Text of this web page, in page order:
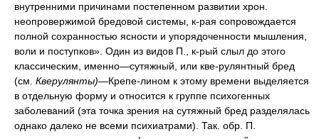
внутренними причинами постепенном развитии хрон.
неопровержимой бредовой системы, к-рая сопровождается
полной сохранностью ясности и упорядоченности мышления,
воли и поступков». Один из видов П., к-рый слыл до этого
классическим, именно—сутяжный, или кве-рулянтный бред
(см. Кверулянты)—Крепе-лином к этому времени выделяется в отдельную форму и относится к группе психогенных заболеваний (эта точка зрения на сутяжный бред разделялась однако далеко не всеми психиатрами). Так. обр. П. рассматривается уже как фнкц. психоз; в дальнейшем своем развитии П. приближается до нек-рой степени к группе психопатии. Уже Блейлер (Bleu-ler) высказывает осторожное предположение, что П. является м. б. ни чем иным, как болезненной реакцией психопата на неблагоприятные обстоятельства. По Ясперсу (Jaspers), параноический синдром имеет источником развитие личности, к-рая находится во взаимодействии с окружающей средой и реагирует присущим ей образом на переживания. В дальнейшем понятие о П. как о реактивном заболевании у психопата особенно заостряется Кречмером (Kretschmer). По Кречмеру, есть параноики, но нет П. Характер, переживание и среда создают параноика. Психопатические реакции и развитие, обнаруживающие систематический комбинаторный бред, следует называть параноическими. Основная разница между учением Крепелина и точкой зрения Кречмера, к-рый считает свои взгляды дальнейшим развитием учения Крепелина, заключается, как отмечает и сам Кречмер, в значении переживания, в значении реакции для развития П. Чрезвычайно характерна для всей психиа- трии эволюция понятия П.: прилагавшееся раньше к случаям, близким парафрении, де-лириозным состояниям, нек-рым формам спутанности, нек-рым случаям маниакально-депрессивного психоза; понятие П. ограничивается в наст, время лишь случаями систематического комбинаторного бреда, обнаруживающегося у предрасположенных индивидуумов. Однако и в наст, время некоторые психиатры (например Krueger) включают в рамки П. случаи галлюцинаторного бреда. Т. о. границы П. колеблются между заболеваниями с характером процесса и реакциями психопатов на тяжелые переживания. Иное направление приняло изучение П. во Франции. В то время как учение о П. развивалось в Германии в значительной степени в смысле установления понятия и границ П., французы были заняты описанием различных бредовых синдромов. Фальре (Falret) дает в 1872 г. описание систематического бреда преследования, к к-рому присоединяются идеи величия и к-рый заканчивается слабоумием. Большого внимания заслуживает учение о хрон. бреде Маньяна (Magnan). Он разделял бредовые формы, развивающиеся у непредрасположенных, от бреда дегенератов. К первым он относил хронич. бред с систематическим развитием, заболевание повидимому почти полностью совпадающее с одной из форм Крепелиновской парафрении, ко вторым между прочим—сутяжный бред. Учения Фальре и Маньяна представляли новый этап в учении о бредовом помешательстве. Ими введено было понятие о систематическом бреде преследования и величия. Следующий этап в развитии П. представляли работы Серье и Капгра (Serieux, Capgras), обративших внимание на особую форму систематического бреда преследования и величия, при к-рой фигурируют неправильные объяснения, интерпретации, галлюцинации же вовсе не наблюдаются. Выделенный этими авторами бредовой психоз резко отличается от галлюцинаторного психоза. Т. о. французская психиатрия пришла иными путями к тем же взглядам, какие мы видели у немецких психиатров, и границы П. современных франц. психиатров совпадают с границами, установленными немецкими авторами Крепелиновского толка. Этиология и патогенез П. до некоторой степени вытекают из сказанного выше о границах этого заболевания. Наследственность при П. изучена далеко не в достаточной степени. Данные Экономо, Ке-рера (Economo, Kehrer) и гл. образом Лан-ге (Lange) отмечают, что в семьях, где наблюдается П., обнаруживается у других членов семьи (родителей, а в особенности братьев и сестер) душевные заболевания и псих, аномалии. Из них заслуживают внимания различные психопатии, различные бредовые состояния и, по мнению нек-рых, схизофрения. В отношении предрасположениякП. в очерченных границах не существует никаких разногласий. Часто дискутировался в психиатрической печати вопрос «о параноическом характере», о параноической конституции, о параноическом мышлении, о параноическом предрасположении. В последнее время авторы склоняются к тому, что следует говорить не о параноической конституции или характере, а о параноических характерах. Указывают на раздражительность, возбуди- мость параноиков, на их непостоянство, своенравие, недоверчивость, честолюбие, лживость. Обращается внимание на гордость, тщеславие, гипертрофию собственного «я», самолюбие, обидчивость и т. д. Крепелин особенно подчеркивает повышенное сознание собственного достоинства, отмечаемое даже в случаях, где имеется постоянная неудовлетворенность собой. По Блейлеру,предрасположение к П. заключается в диспропорции между стойкой аффективностью и слишком слабой сопротивляемостью логических функций, в конфликте между честолюбивыми замыслами и несостоятельностью или чувством несостоятельности в осуществлении их. Кречмер выделил два психопатических предрасположения (характера), на почве к-рых при наличии соответствующего переживания и в условиях определенной среды развивается параноическое бредообразование. При структуре аномального характера с преобладанием стенических черт отмечается астенический «шип». При некоторых обстоятельствах такого параноика оставляет уверенность и чувство силы, и на первый план выступают черты ранимости, повышенной чувствительности. При структуре аномального характера с преобладанием черт впечатлительности, склонности к длительной переработке внешних впечатлений, отмечается стенический «шип», при к-ром наряду с мягкостью, слабостью, ранимостью выявляются черты сознания собственного достоинства, известного честолюбия и даже своенравия и упрямства. Этот стенический «шиш предрасполагает к активизации бредовых концепций. Крепелином подчеркивается инфантильность параноиков с их фантастическими мечтаниями о несбыточных идеалах и эгоцентрическим мышлением. Довольно многочисленны указания на особенности сексуальной конституции параноиков. У них отмечались гомосексуальные наклонности, фригидность, гиперэротизм, половая слабость, отсутствие стремления к потомству. Как было указано выше, в рамки П. в последнее время многими авторами включаются те случаи систематического бреда, в к-рых последний тесно связывается с каким-нибудь конкретным аффективно ярко окрашенным переживанием. Блейлер склонен считать, что исходной точкой всякого параноического бреда являются аффективно окрашенные комплексы. Мы говорим о переживании, когда имеем дело с состояниями, носящими острый характер душевного потрясения. При длительных воздействиях окружающей обстановки мы говорим уже о ситуации. Совершенно очевидно, что само переживание теснейшим образом связано с особенностями личности и не может быть отделено от него. Влюбленность старой девы является патогенным фактором только при наличии у нее в какой-нибудь мере сенситивного характера; без основания проигранный процесс также вызовет сутяжный бред только у экспансивного психопата. Само собой разумеется, что переживание личности является не только связанным со средой, но и функцией ее. Здесь именно и обнаруживается закон «раздвоения единого» (личность— среда). На значение среды в патогенезе П. указывалось давно. Все содержание параноического бреда основано на конфликтном соотношении личности и среды. Стремление получить власть и силу, отстоять свои права перед другими, утвердить свои права на объект своей любви, опасение быть ущемленным— такова патогенетическая почва для паранойи. Керер замечает, что Робинзон Крузо не мог бы заболеть П. Отмечая значение среды в развитии П., западные психиатры не указывают, что все конфликты между личностью и обществом типичны для классового общества, для индивидуалистических условий труда и быта. В социалистическом обществе при новом качестве отношений между личностью и обществом эти конфликты снимаются. Говоря о патогенезе П., нельзя не упомянуть взглядов Блейлера и Кана (Kahn), что параноический бред развивается на почве перенесенной в легкой форме схизофрении, а также точки зрения Шпехта и Эвальда (Ewald), что вся П. растворяется в маниакально-депрессивном психозе, гл. обр. в смешанном состоянии его.—Пат.-анат. изменений при П. в тех границах, какие сейчас для нее установлены, не наблюдается. Следует однако отметить, что нек-рые авторы пытаются точно локализовать это заболевание. К ним относится Клейст (Kleist). Из русских психиатров Останков рассматривает П. как результат поражения лобных долей. Течение и симптоматология. Синдром П. представляет систематический бред, развитый в стройную последовательную систему и теснейшим образом связанный с личностью б-ного. На этой бредовой системе сосредоточиваются все интересы б-ного. Она часто распространяется, вовлекая в себя все новые элементы из окружающего. Бред выявляется в форме все расширяющихся толкований как действительно имевших место факт тов, так и ложных воспоминаний, часто иллюзий. Настоящие галлюцинации не играют большой роли в П., хотя они могут иногда иметь место, особенно в связи с большими напряжениями аффекта; ясность и упорядоченность мышления не оставляют б-ного, за исключением нек-рых аффективно-окрашенных состояний. Начало бреда установить трудно. Он подкрадывается постепенно, но самим б-ным всегда кажется, что их внезапно «осенило». Иногда они говорят о сновидении или о видении, во время к-рого они «прозрели», они «поняли» и т. д. Все больше и больше охватывается бредом окружающее. Больные обычно охотно делятся своим бредом. Спустя многие годы после начала заболевания аффективная окраска «бреда делается несколько более тусклой, никогда однако не исчезая вовсе. В этих случаях получается впечатление ре-зидуального бреда. Йнтелект в узком смысле слова при П. не нарушен. Отсутствие гибкости мышления и неправильность суждений отмечаются только в пределах бредовой системы. Настроение теснейшим образом связано с переживаниями бреда. Надо отметить, что у части параноиков всегда наблюдается повышенное настроение, игнорирование подчас тяжелых жизненных неурядиц, что делает их похожими на маниакальных б-ных. Другие паран